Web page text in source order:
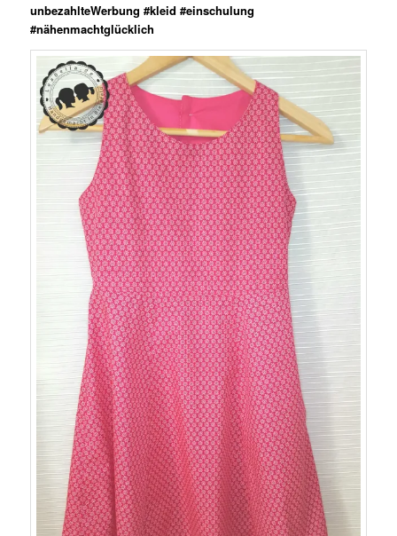
unbezahlteWerbung #kleid #einschulung
#nähenmachtglücklich